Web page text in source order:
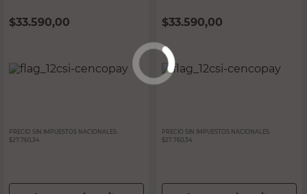
$33.590,00
PRECIO SIN IMPUESTOS NACIONALES:
$27.760,34
$33.590,00
PRECIO SIN IMPUESTOS NACIONALES:
$27.760,34